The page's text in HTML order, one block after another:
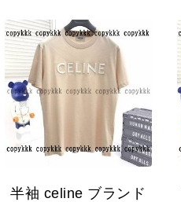
半袖 celine ブランド